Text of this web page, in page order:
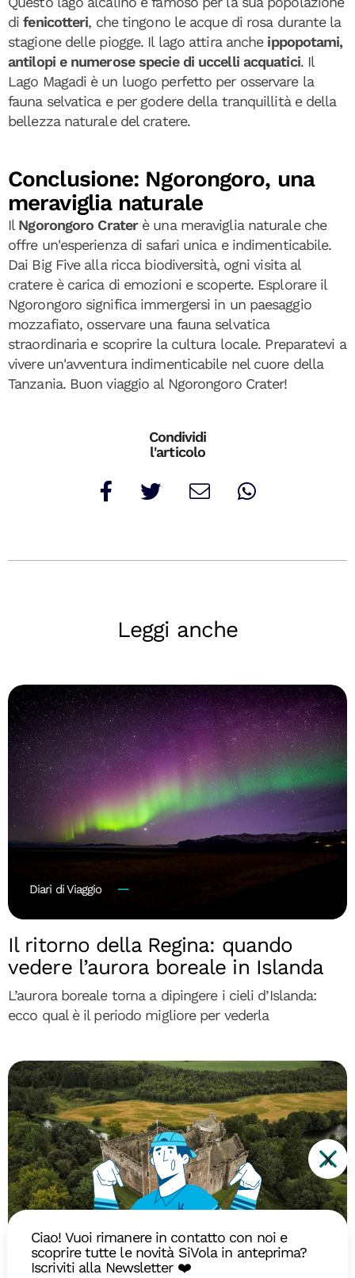
difenicotteri, che tingono le acque di rosa durante la
stagione delle piogge. Il lago attira anche ippopotami,
antilopi e numerose specie di uccelli acquatici. Il
Lago Magadi è un luogo perfetto per osservare la
fauna selvatica e per godere della tranquillità e della
bellezza naturale del cratere.
Conclusione: Ngorongoro, una
meraviglia naturale
Il Ngorongoro Craterè una meraviglia naturale che
offre un'esperienza di safari unica e indimenticabile.
Dai Big Five alla ricca biodiversità, ogni visita al
cratere è carica di emozioni e scoperte. Esplorare il
Ngorongoro significa immergersi in un paesaggio
mozzafiato, osservare una fauna selvatica
straordinaria e scoprire la cultura locale. Preparatevi a
vivere un'avventura indimenticabile nel cuore della
Tanzania. Buon viaggio al Ngorongoro Crater!
Condividi
l'articolo
Leggi anche
Diari di Viaggio
Il ritorno della Regina: quando
vedere l’aurora boreale in Islanda
L’aurora boreale torna a dipingere i cieli d’Islanda:
ecco qual è il periodo migliore per vederla
Diari di Viaggio
X
Ciao! Vuoi rimanere in contatto con noi e
scoprire tutte le novità SiVola in anteprima?
Iscriviti alla Newsletter ❤️